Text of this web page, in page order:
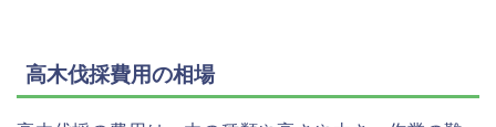
高木伐採費用の相場